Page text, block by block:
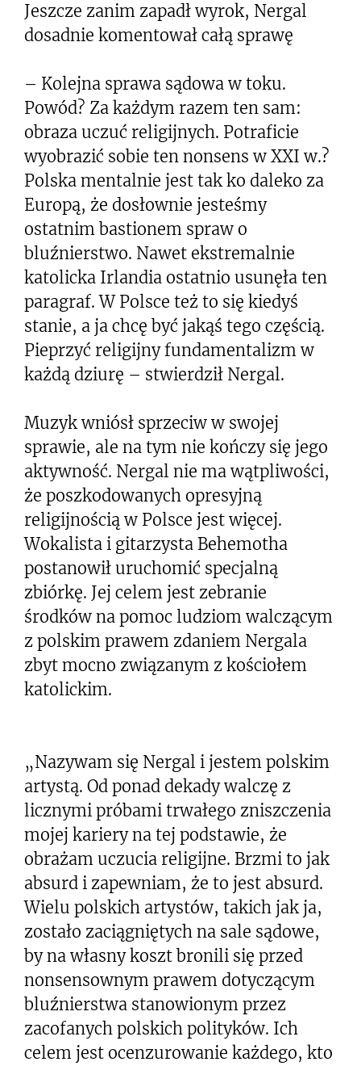
Jeszcze zanim zapadł wyrok, Nergal
dosadnie komentował całą sprawę
– Kolejna sprawa sądowa w toku.
Powód? Za każdym razem ten sam:
obraza uczuć religijnych. Potraficie
wyobrazić sobie ten nonsens w XXI w.?
Polska mentalnie jest tak ko daleko za
Europą, że dosłownie jesteśmy
ostatnim bastionem spraw o
bluźnierstwo. Nawet ekstremalnie
katolicka Irlandia ostatnio usunęła ten
paragraf. W Polsce też to się kiedyś
stanie, a ja chcę być jakąś tego częścią.
Pieprzyć religijny fundamentalizm w
każdą dziurę – stwierdził Nergal.
Muzyk wniósł sprzeciw w swojej
sprawie, ale na tym nie kończy się jego
aktywność. Nergal nie ma wątpliwości,
że poszkodowanych opresyjną
religijnością w Polsce jest więcej.
Wokalista i gitarzysta Behemotha
postanowił uruchomić specjalną
zbiórkę. Jej celem jest zebranie
środków na pomoc ludziom walczącym
z polskim prawem zdaniem Nergala
zbyt mocno związanym z kościołem
katolickim.
„Nazywam się Nergal i jestem polskim
artystą. Od ponad dekady walczę z
licznymi próbami trwałego zniszczenia
mojej kariery na tej podstawie, że
obrażam uczucia religijne. Brzmi to jak
absurd i zapewniam, że to jest absurd.
Wielu polskich artystów, takich jak ja,
zostało zaciągniętych na sale sądowe,
by na własny koszt bronili się przed
nonsensownym prawem dotyczącym
bluźnierstwa stanowionym przez
zacofanych polskich polityków. Ich
celem jest ocenzurowanie każdego, kto